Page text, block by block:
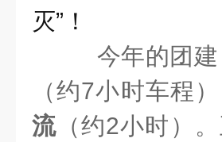
灭”！
今年的团建
（约7小时车程
流 （约2小时）